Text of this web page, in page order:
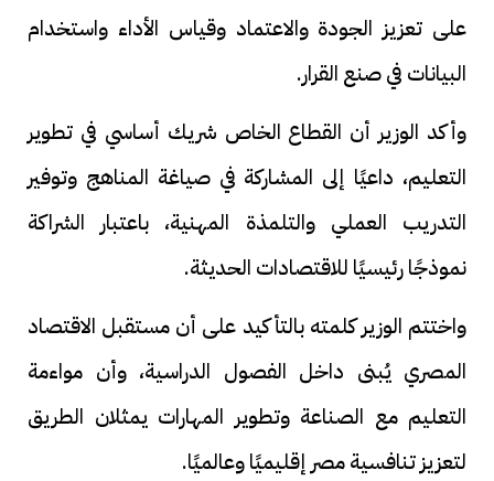
على تعزيز الجودة والاعتماد وقياس الأداء واستخدام
البيانات في صنع القرار.
وأكد الوزير أن القطاع الخاص شريك أساسي في تطوير
التعليم، داعيًا إلى المشاركة في صياغة المناهج وتوفير
التدريب العملي والتلمذة المهنية، باعتبار الشراكة
نموذجًا رئيسيًا للاقتصادات الحديثة.
واختتم الوزير كلمته بالتأكيد على أن مستقبل الاقتصاد
المصري يُبنى داخل الفصول الدراسية، وأن مواءمة
التعليم مع الصناعة وتطوير المهارات يمثلان الطريق
لتعزيز تنافسية مصر إقليميًا وعالميًا.